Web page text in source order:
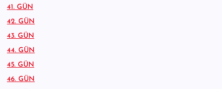
41. GÜN
42. GÜN
43. GÜN
44. GÜN
45. GÜN
46. GÜN